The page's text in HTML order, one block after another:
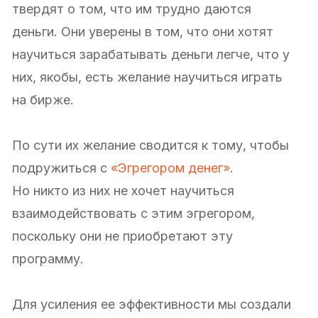
твердят о том, что им трудно даются
деньги. Они уверены в том, что они хотят
научиться зарабатывать деньги легче, что у
них, якобы, есть желание научиться играть
на бирже.
По сути их желание сводится к тому, чтобы
подружиться с «Эгрегором денег».
Но никто из них не хочет научиться
взаимодействовать с этим эгрегором,
поскольку они не приобретают эту
программу.
Для усиления ее эффективности мы создали